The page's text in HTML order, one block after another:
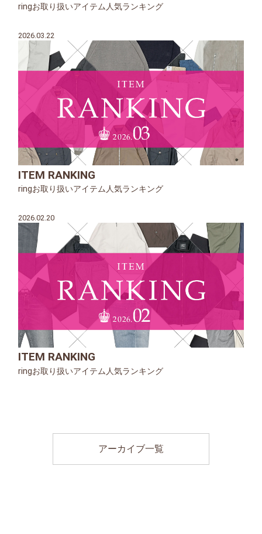
ringお取り扱いアイテム人気ランキング
2026.03.22
ITEM RANKING
ringお取り扱いアイテム人気ランキング
2026.02.20
ITEM RANKING
ringお取り扱いアイテム人気ランキング
アーカイブ一覧